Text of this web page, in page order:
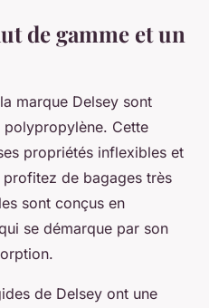
de gamme et un
marque Delsey sont
Cette
propriétés inflexibles et
de bagages très
sont conçus en
se démarque par son
de Delsey ont une